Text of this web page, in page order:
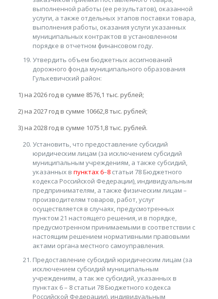
выполненной работы (ее результатов), оказанной
услуги, а также отдельных этапов поставки товара,
выполнения работы, оказания услуги указанных
муниципальных контрактов в установленном
порядке в отчетном финансовом году.
Утвердить объем бюджетных ассигнований
дорожного фонда муниципального образования
Гулькевичский район:
1) на 2026 год в сумме 8576,1 тыс. рублей;
2) на 2027 год в сумме 10662,8 тыс. рублей;
3) на 2028 год в сумме 10751,8 тыс. рублей.
Установить, что предоставление субсидий
юридическим лицам (за исключением субсидий
муниципальным учреждениям, а также субсидий,
указанных в пунктах 6–8статьи 78 Бюджетного
кодекса Российской Федерации), индивидуальным
предпринимателям, а также физическим лицам –
производителям товаров, работ, услуг
осуществляется в случаях, предусмотренных
пунктом 21 настоящего решения, и в порядке,
предусмотренном принимаемыми в соответствии с
настоящим решением нормативными правовыми
актами органа местного самоуправления.
Предоставление субсидий юридическим лицам (за
исключением субсидий муниципальным
учреждениям, а так же субсидий, указанных в
пунктах 6 – 8 статьи 78 Бюджетного кодекса
Российской Федерации), индивидуальным